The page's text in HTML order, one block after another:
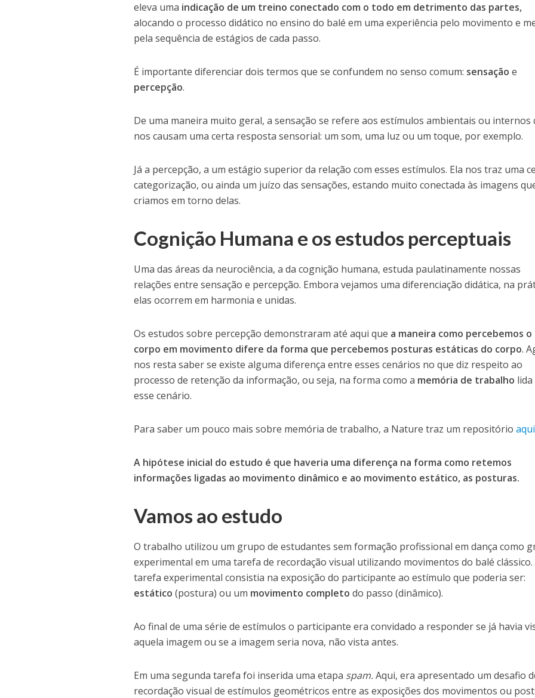
eleva uma indicação de um treino conectado com o todo em detrimento das partes,
alocando o processo didático no ensino do balé em uma experiência pelo movimento e
pela sequência de estágios de cada passo.
É importante diferenciar dois termos que se confundem no senso comum: sensação e
percepção.
De uma maneira muito geral, a sensação se refere aos estímulos ambientais ou internos
nos causam uma certa resposta sensorial: um som, uma luz ou um toque, por exemplo.
Já a percepção, a um estágio superior da relação com esses estímulos. Ela nos traz uma
categorização, ou ainda um juízo das sensações, estando muito conectada às imagens
criamos em torno delas.
Cognição Humana e os estudos perceptuais
Uma das áreas da neurociência, a da cognição humana, estuda paulatinamente nossas
relações entre sensação e percepção. Embora vejamos uma diferenciação didática, na
elas ocorrem em harmonia e unidas.
Os estudos sobre percepção demonstraram até aqui que a maneira como percebemos o
corpo em movimento difere da forma que percebemos posturas estáticas do corpo.
nos resta saber se existe alguma diferença entre esses cenários no que diz respeito ao
processo de retenção da informação, ou seja, na forma como a memória de trabalho lida
esse cenário.
Para saber um pouco mais sobre memória de trabalho, a Nature traz um repositórioaqui
A hipótese inicial do estudo é que haveria uma diferença na forma como retemos
informações ligadas ao movimento dinâmico e ao movimento estático, as posturas.
Vamos ao estudo
O trabalho utilizou um grupo de estudantes sem formação profissional em dança como
experimental em uma tarefa de recordação visual utilizando movimentos do balé clássico.
tarefa experimental consistia na exposição do participante ao estímulo que poderia ser:
estático (postura) ou um movimento completo do passo (dinâmico).
Ao final de uma série de estímulos o participante era convidado a responder se já havia
aquela imagem ou se a imagem seria nova, não vista antes.
Em uma segunda tarefa foi inserida uma etapa spam.Aqui, era apresentado um desafio
recordação visual de estímulos geométricos entre as exposições dos movimentos ou